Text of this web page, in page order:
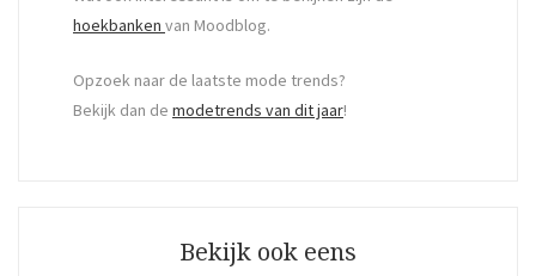
hoekbanken van Moodblog.
Opzoek naar de laatste mode trends?
Bekijk dan de modetrends van dit jaar!
Bekijk ook eens